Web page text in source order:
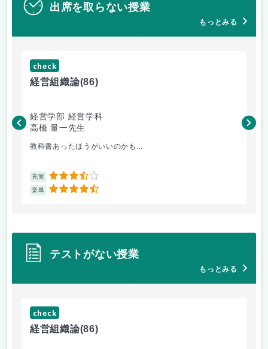
出席を取らない授業
もっとみる
check
経営組織論(86)
経営学部 経営学科
高橋 量一先生
教科書あったほうがいいのかも...
充実 3.5
楽単 4.5
白
テストがない授業
もっとみる
check
経営組織論(86)